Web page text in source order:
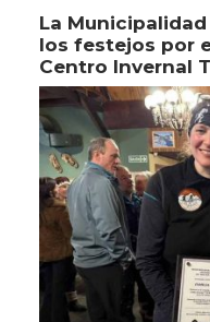
La
los festejos por
Centro Invernal